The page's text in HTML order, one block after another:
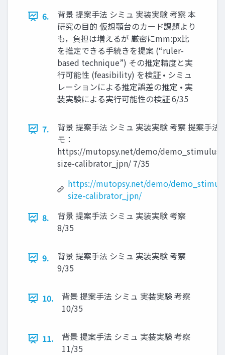
6.
背景 提案手法 シミュ 実装実験 考察 本
研究の目的 仮想顎台のカード課題より
も，負担は増えるが 厳密にmm:px比
を推定できる手続きを提案 (“ruler-
based technique”) その推定精度と実
行可能性 (feasibility) を検証 • シミュ
レーションによる推定誤差の推定 • 実
装実験による実行可能性の検証 6/35
7.
背景 提案手法 シミュ 実装実験 考察 提案手法
モ：
https://mutopsy.net/demo/demo_stimulus-
size-calibrator_jpn/ 7/35
https://mutopsy.net/demo/
size-calibrator_jpn/
8.
背景 提案手法 シミュ 実装実験 考察
8/35
9.
背景 提案手法 シミュ 実装実験 考察
9/35
10.
背景 提案手法 シミュ 実装実験 考察
10/35
11.
背景 提案手法 シミュ 実装実験 考察
11/35